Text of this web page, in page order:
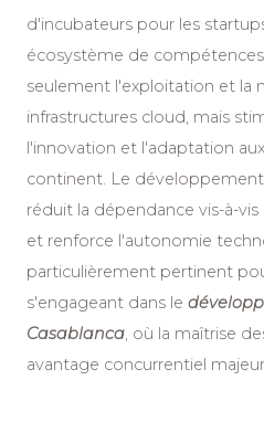
d'incubateurs pour les
écosystème de
seulement l'exploitation et la
infrastructures cloud, mais
l'innovation et l'adaptation
continent. Le
réduit la dépendance vis-à-
et renforce l'autonomie
particulièrement pertinent
s'engageant dans le
Casablanca, où la maîtrise
avantage concurrentiel